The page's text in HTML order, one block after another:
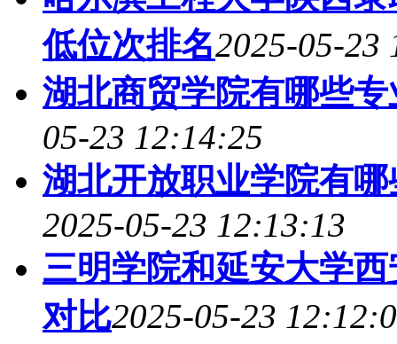
低位次排名2025-05-23
湖北商贸学院有哪些
05-23 12:14:25
湖北开放职业学院有
2025-05-23 12:13:13
三明学院和延安大学
对比2025-05-23